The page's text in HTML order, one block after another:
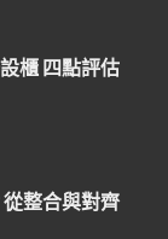
櫃 四點評估
整合與對齊